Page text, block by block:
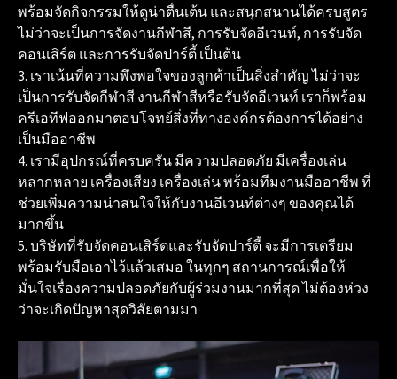
พร้อมจัดกิจกรรมให้ดูน่าตื่นเต้น และสนุกสนานได้ครบสูตร
ไม่ว่าจะเป็นการจัดงานกีฬาสี, การรับจัดอีเวนท์, การรับจัด
คอนเสิร์ต และการรับจัดปาร์ตี้ เป็นต้น
3. เราเน้นที่ความพึงพอใจของลูกค้าเป็นสิ่งสำคัญ ไม่ว่าจะ
เป็นการรับจัดกีฬาสี งานกีฬาสีหรือรับจัดอีเวนท์ เราก็พร้อม
ครีเอทีฟออกมาตอบโจทย์สิ่งที่ทางองค์กรต้องการได้อย่าง
เป็นมืออาชีพ
4. เรามีอุปกรณ์ที่ครบครัน มีความปลอดภัย มีเครื่องเล่น
หลากหลาย เครื่องเสียง เครื่องเล่น พร้อมทีมงานมืออาชีพ ที่
ช่วยเพิ่มความน่าสนใจให้กับงานอีเวนท์ต่างๆ ของคุณได้
มากขึ้น
5. บริษัทที่รับจัดคอนเสิร์ตและรับจัดปาร์ตี้ จะมีการเตรียม
พร้อมรับมือเอาไว้แล้วเสมอ ในทุกๆ สถานการณ์เพื่อให้
มั่นใจเรื่องความปลอดภัยกับผู้ร่วมงานมากที่สุด ไม่ต้องห่วง
ว่าจะเกิดปัญหาสุดวิสัยตามมา